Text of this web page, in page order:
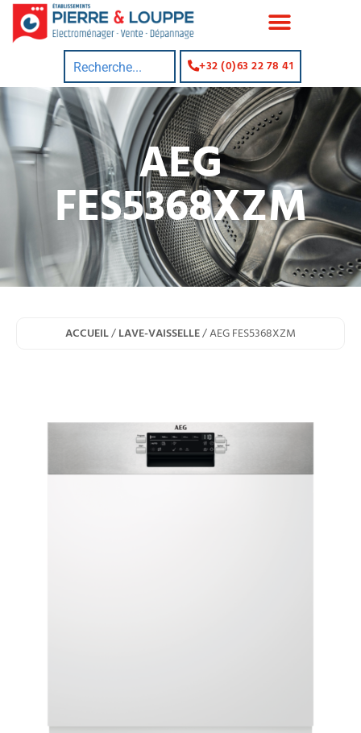
+32 (0)63 22 78 41
AEG
FES5368XZM
ACCUEIL/LAVE-VAISSELLE/ AEG FES5368XZM